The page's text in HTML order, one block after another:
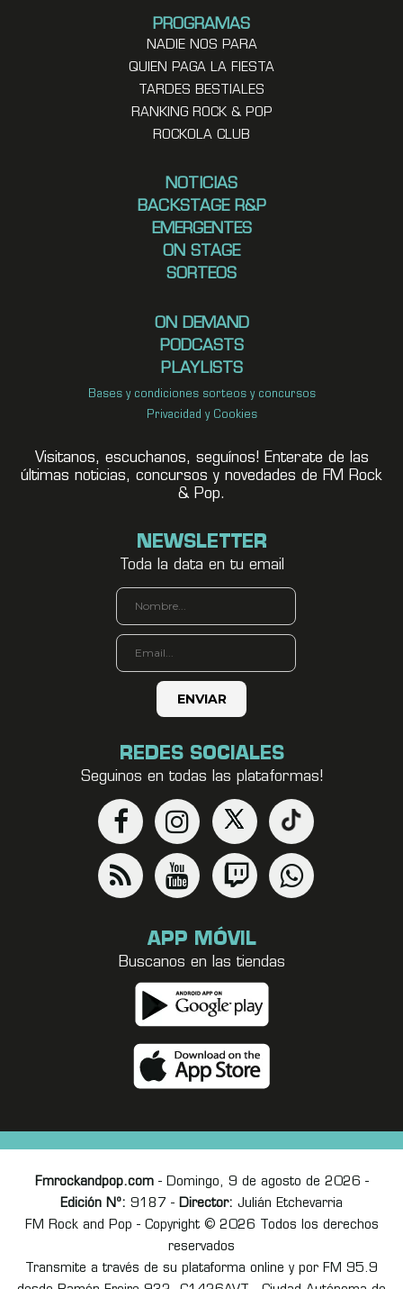
PROGRAMAS
NADIE NOS PARA
QUIEN PAGA LA FIESTA
TARDES BESTIALES
RANKING ROCK & POP
ROCKOLA CLUB
NOTICIAS
BACKSTAGE R&P
EMERGENTES
ON STAGE
SORTEOS
ON DEMAND
PODCASTS
PLAYLISTS
Bases y condiciones sorteos y concursos
Privacidad y Cookies
Visitanos, escuchanos, seguínos! Enterate de las
últimas noticias, concursos y novedades de FM Rock
& Pop.
NEWSLETTER
Toda la data en tu email
REDES SOCIALES
Seguinos en todas las plataformas!
APP MÓVIL
Buscanos en las tiendas
Fmrockandpop.com- Domingo, 9 de agosto de 2026 -
Edición Nº: 9187 - Director: Julián Etchevarria
FM Rock and Pop - Copyright © 2026 Todos los derechos
reservados
Transmite a través de su plataforma online y por FM 95.9